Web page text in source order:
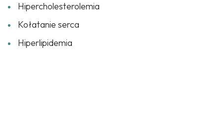
Hipercholesterolemia
Kołatanie serca
Hiperlipidemia